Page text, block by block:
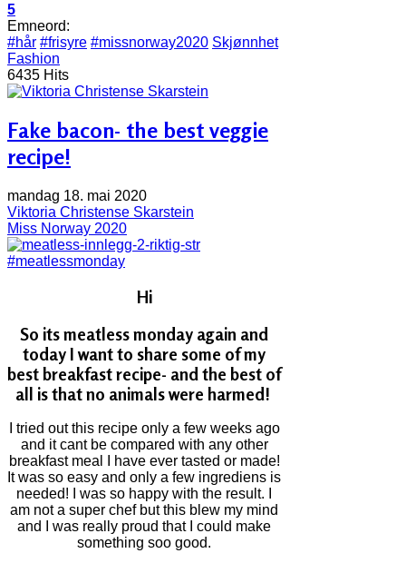
5
Emneord:
#hår #frisyre #missnorway2020 Skjønnhet
Fashion
6435 Hits
Fake bacon- the best veggie
recipe!
mandag 18. mai 2020
Viktoria Christense Skarstein
Miss Norway 2020
#meatlessmonday
Hi
So its meatless monday again and
today I want to share some of my
best breakfast recipe- and the best of
all is that no animals were harmed!
I tried out this recipe only a few weeks ago
and it cant be compared with any other
breakfast meal I have ever tasted or made!
It was so easy and only a few ingrediens is
needed! I was so happy with the result. I
am not a super chef but this blew my mind
and I was really proud that I could make
something soo good.